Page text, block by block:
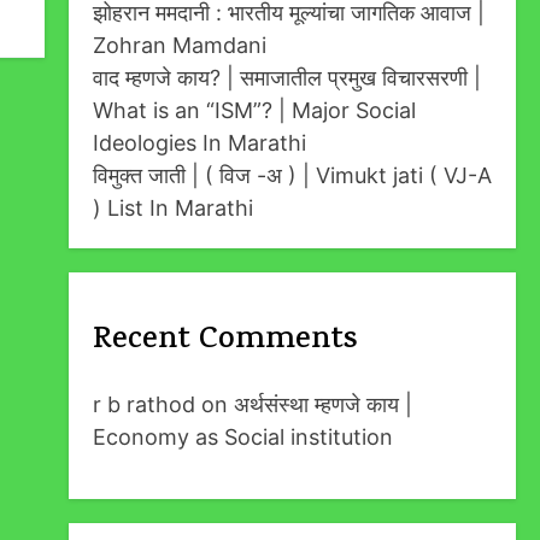
झोहरान ममदानी : भारतीय मूल्यांचा जागतिक आवाज |
Zohran Mamdani
वाद म्हणजे काय? | समाजातील प्रमुख विचारसरणी |
What is an “ISM”? | Major Social
Ideologies In Marathi
विमुक्त जाती | ( विज -अ ) | Vimukt jati ( VJ-A
) List In Marathi
Recent Comments
r b rathod on अर्थसंस्था म्हणजे काय |
Economy as Social institution